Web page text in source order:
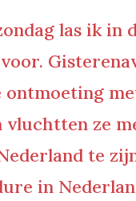
las ik in
ontmoeting
vluchtten ze
te
in